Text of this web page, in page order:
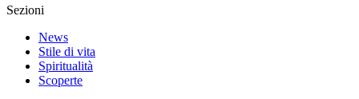
Sezioni
News
Stile di vita
Spiritualità
Scoperte